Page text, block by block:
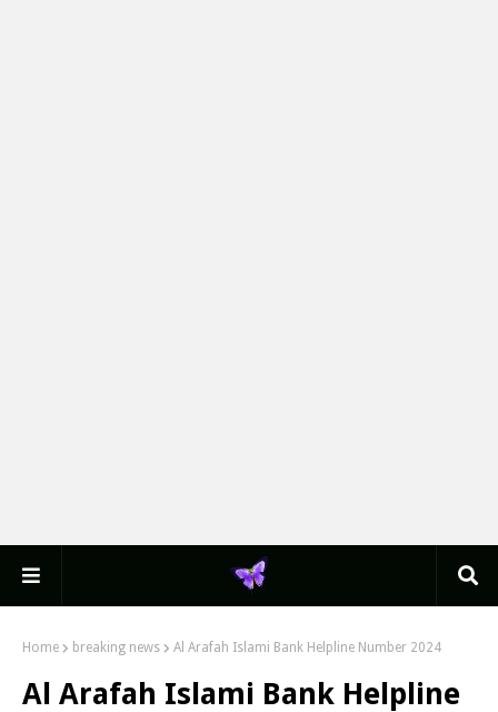
Home breaking news Al Arafah Islami Bank Helpline Number 2024
Al Arafah Islami Bank Helpline